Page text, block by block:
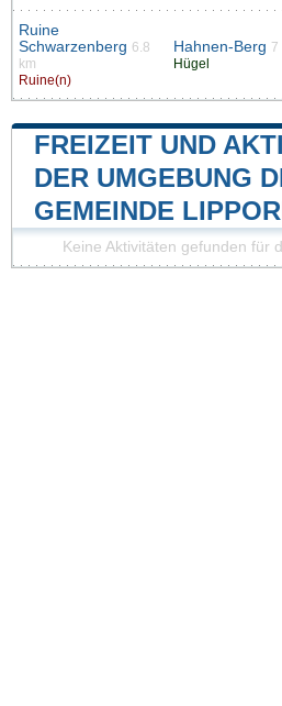
Ruine
Schwarzenberg 6.8
km
Ruine(n)
Hahnen-Berg 7
Hügel
FREIZEIT UND
DER UMGEBUNG
GEMEINDE
Keine Aktivitäten gefunden für